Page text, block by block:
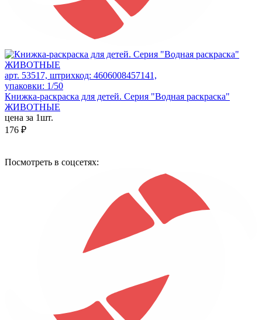
арт. 53517, штрихкод: 4606008457141,
упаковки: 1/50
Книжка-раскраска для детей. Серия "Водная раскраска"
ЖИВОТНЫЕ
цена за 1шт.
176 ₽
Посмотреть в соцсетях: